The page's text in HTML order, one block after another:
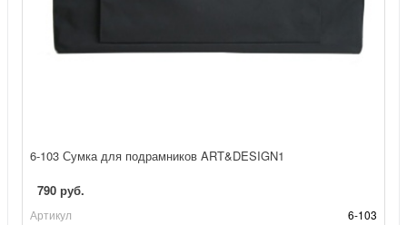
6-103 Сумка для подрамников ART&DESIGN1
790 руб.
Артикул 6-103